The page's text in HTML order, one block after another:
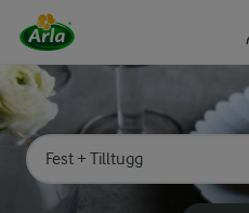
Sök på kategori eller ingrediens
Skriv in sökord för att få förslag